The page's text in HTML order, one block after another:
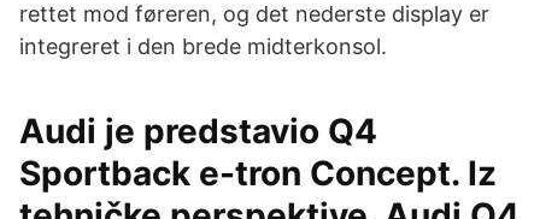
rettet mod føreren, og det nederste display er
integreret i den brede midterkonsol.
Audi je predstavio Q4
Sportback e-tron Concept. Iz